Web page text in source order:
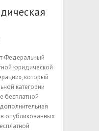
Федеральный
юридической
который
категории
бесплатной
опубликованных